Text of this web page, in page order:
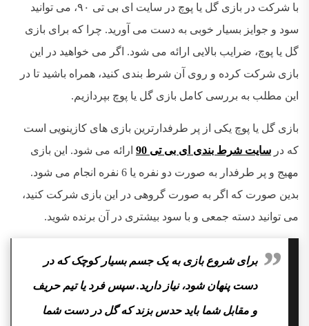
با شرکت در بازی گل یا پوچ در سایت ای بی تی ۹۰، می توانید
سود و جوایز بسیار خوبی به دست می آورید. چرا که برای بازی
گل یا پوچ، ضرایب بالایی ارائه می شود. اگر می خواهید در این
بازی شرکت کرده و روی آن شرط بندی کنید، همراه باشید تا در
این مطلب به بررسی کامل بازی گل یا پوچ بپردازیم.
بازی گل یا پوچ یکی از پر طرفدارترین بازی های کازینویی است
که در سایت شرط بندی ای بی تی 90
ارائه می شود. این بازی
مهیج و پر طرفدار به صورت دو نفره یا 6 نفره انجام می شود.
بدین صورت که اگر به صورت گروهی در این بازی شرکت کنید،
می توانید دسته جمعی و با سود بیشتری در آن برنده شوید.
برای شروع بازی به یک جسم بسیار کوچک که در
دست پنهان شود، نیاز دارید. سپس فرد یا تیم حریف
و مقابل شما باید حدس بزند که گل در دست شما